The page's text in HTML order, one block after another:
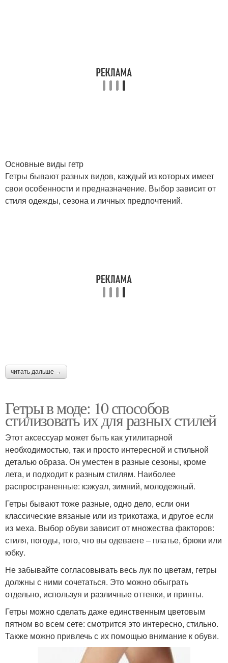
Основные виды гетр
Гетры бывают разных видов, каждый из которых имеет
свои особенности и предназначение. Выбор зависит от
стиля одежды, сезона и личных предпочтений.
читать дальше →
Гетры в моде: 10 способов
стилизовать их для разных стилей
Этот аксессуар может быть как утилитарной
необходимостью, так и просто интересной и стильной
деталью образа. Он уместен в разные сезоны, кроме
лета, и подходит к разным стилям. Наиболее
распространенные: кэжуал, зимний, молодежный.
Гетры бывают тоже разные, одно дело, если они
классические вязаные или из трикотажа, и другое если
из меха. Выбор обуви зависит от множества факторов:
стиля, погоды, того, что вы одеваете – платье, брюки или
юбку.
Не забывайте согласовывать весь лук по цветам, гетры
должны с ними сочетаться. Это можно обыграть
отдельно, используя и различные оттенки, и принты.
Гетры можно сделать даже единственным цветовым
пятном во всем сете: смотрится это интересно, стильно.
Также можно привлечь с их помощью внимание к обуви.